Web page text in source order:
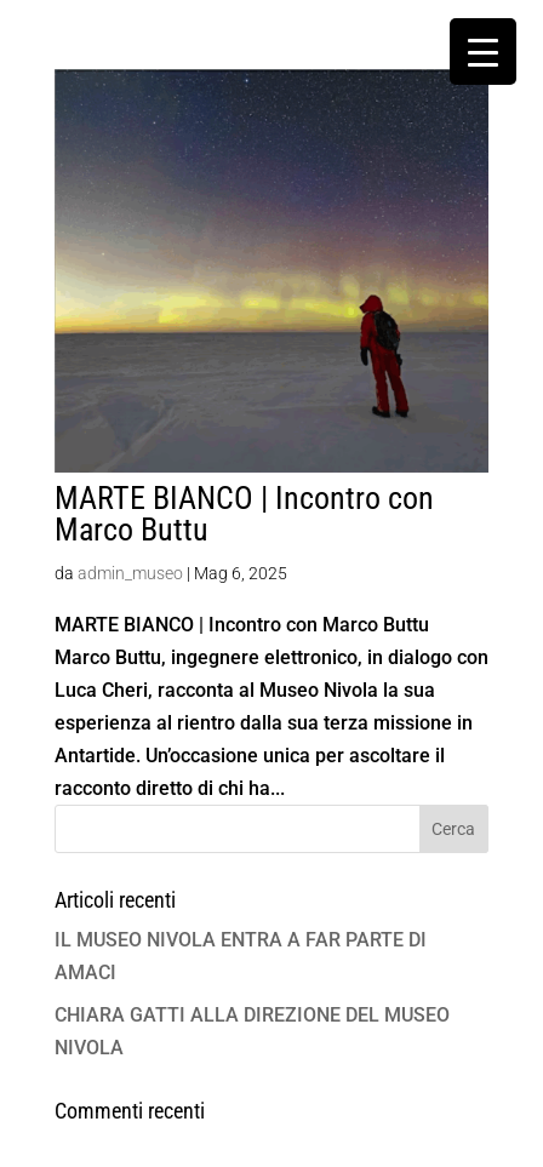
MARTE BIANCO | Incontro con
Marco Buttu
da admin_museo| Mag 6, 2025
MARTE BIANCO | Incontro con Marco Buttu
Marco Buttu, ingegnere elettronico, in dialogo con
Luca Cheri, racconta al Museo Nivola la sua
esperienza al rientro dalla sua terza missione in
Antartide. Un’occasione unica per ascoltare il
racconto diretto di chi ha...
Articoli recenti
IL MUSEO NIVOLA ENTRA A FAR PARTE DI
AMACI
CHIARA GATTI ALLA DIREZIONE DEL MUSEO
NIVOLA
Commenti recenti